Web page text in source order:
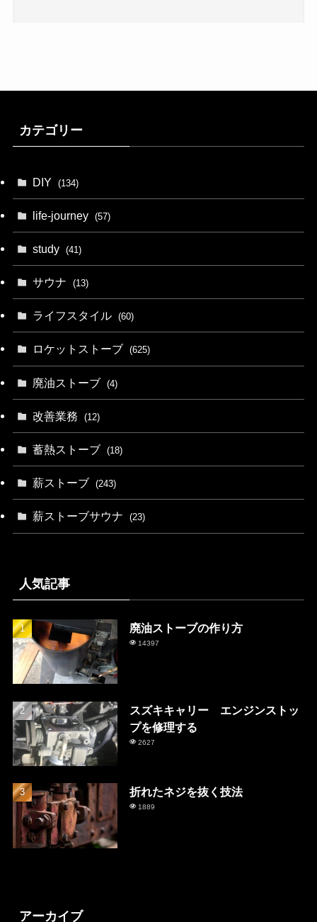
カテゴリー
DIY (134)
life-journey (57)
study (41)
サウナ (13)
ライフスタイル (60)
ロケットストーブ (625)
廃油ストーブ (4)
改善業務 (12)
蓄熱ストーブ (18)
薪ストーブ (243)
薪ストーブサウナ (23)
人気記事
廃油ストーブの作り方
14397
スズキキャリー エンジンストッ
プを修理する
2627
折れたネジを抜く技法
1889
アーカイブ